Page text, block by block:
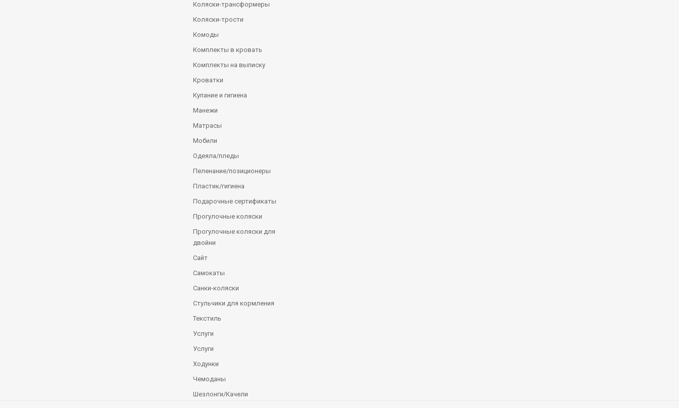
Коляски-трансформеры
Коляски-трости
Комоды
Комплекты в кровать
Комплекты на выписку
Кроватки
Купание и гигиена
Манежи
Матрасы
Мобили
Одеяла/пледы
Пеленание/позиционеры
Пластик/гигиена
Подарочные сертификаты
Прогулочные коляски
Прогулочные коляски для
двойни
Сайт
Самокаты
Санки-коляски
Стульчики для кормления
Текстиль
Услуги
Услуги
Ходунки
Чемоданы
Шезлонги/Качели